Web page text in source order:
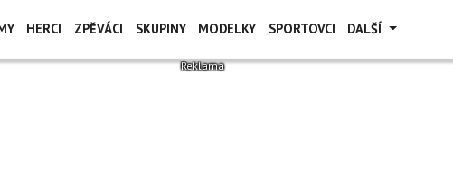
HERCI ZPĚVÁCI SKUPINY MODELKY SPORTOVCI DALŠÍ